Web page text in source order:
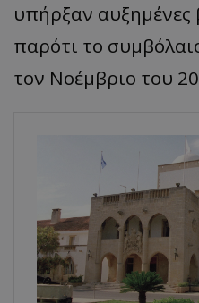
υπήρξαν αυξημένες
παρότι το
τον Νοέμβριο του